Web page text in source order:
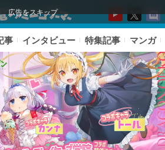
広告をスキップ
事 インタビュー 特集記事 マンガ